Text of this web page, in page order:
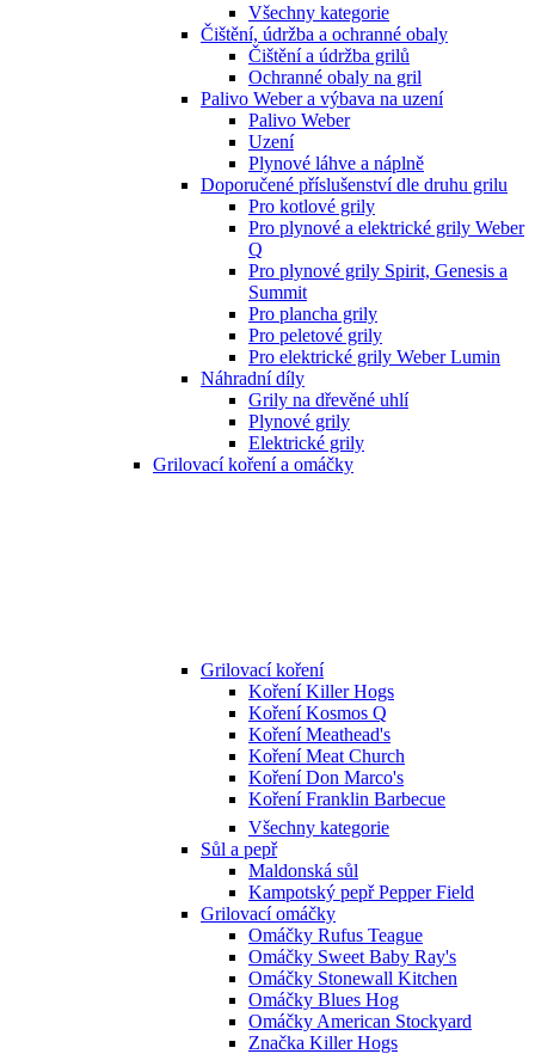
Všechny kategorie
Čištění, údržba a ochranné obaly
Čištění a údržba grilů
Ochranné obaly na gril
Palivo Weber a výbava na uzení
Palivo Weber
Uzení
Plynové láhve a náplně
Doporučené příslušenství dle druhu grilu
Pro kotlové grily
Pro plynové a elektrické grily Weber
Q
Pro plynové grily Spirit, Genesis a
Summit
Pro plancha grily
Pro peletové grily
Pro elektrické grily Weber Lumin
Náhradní díly
Grily na dřevěné uhlí
Plynové grily
Elektrické grily
Grilovací koření a omáčky
Grilovací koření
Koření Killer Hogs
Koření Kosmos Q
Koření Meathead's
Koření Meat Church
Koření Don Marco's
Koření Franklin Barbecue
Všechny kategorie
Sůl a pepř
Maldonská sůl
Kampotský pepř Pepper Field
Grilovací omáčky
Omáčky Rufus Teague
Omáčky Sweet Baby Ray's
Omáčky Stonewall Kitchen
Omáčky Blues Hog
Omáčky American Stockyard
Značka Killer Hogs